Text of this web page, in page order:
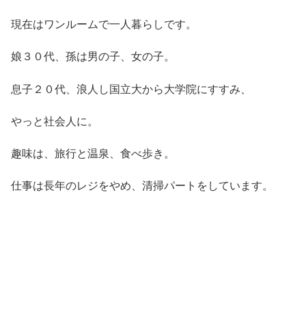
現在はワンルームで一人暮らしです。
娘３０代、孫は男の子、女の子。
息子２０代、浪人し国立大から大学院にすすみ、
やっと社会人に。
趣味は、旅行と温泉、食べ歩き。
仕事は長年のレジをやめ、清掃パートをしています。